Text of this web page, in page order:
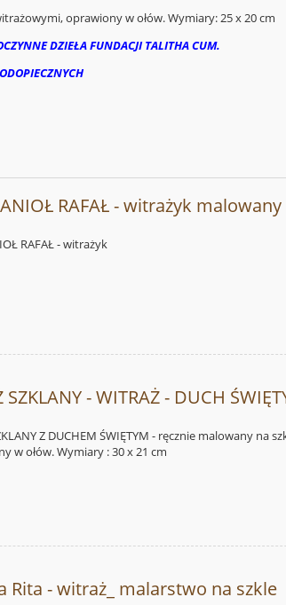
oprawiony w ołów. Wymiary: 25 x 20 cm
DZIEŁA FUNDACJI TALITHA CUM.
RAFAŁ - witrażyk malowany
RAFAŁ - witrażyk
SZKLANY - WITRAŻ - DUCH
Z DUCHEM ŚWIĘTYM - ręcznie malowany na
w ołów. Wymiary : 30 x 21 cm
Rita - witraż_ malarstwo na szkle